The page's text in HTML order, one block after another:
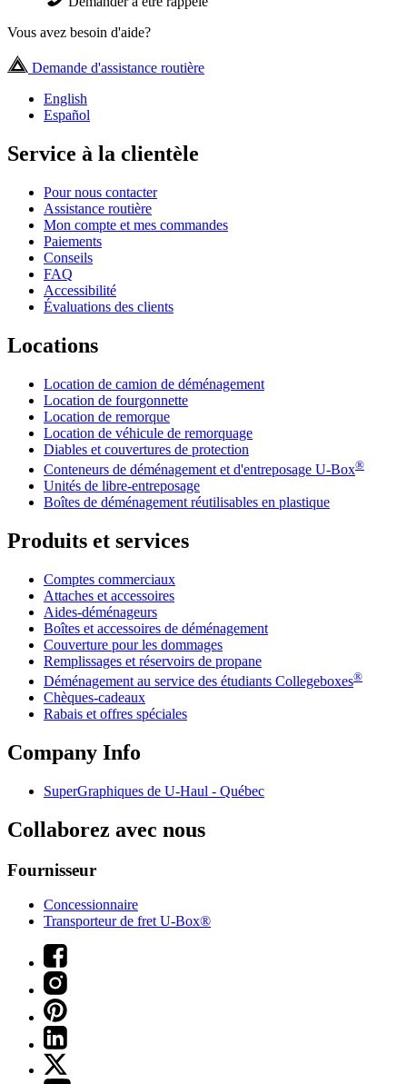
Vous avez besoin d'aide?
Demande d'assistance routière
English
Español
Service à la clientèle
Pour nous contacter
Assistance routière
Mon compte et mes commandes
Paiements
Conseils
FAQ
Accessibilité
Évaluations des clients
Locations
Location de camion de déménagement
Location de fourgonnette
Location de remorque
Location de véhicule de remorquage
Diables et couvertures de protection
Conteneurs de déménagement et d'entreposage U-Box®
Unités de libre-entreposage
Boîtes de déménagement réutilisables en plastique
Produits et services
Comptes commerciaux
Attaches et accessoires
Aides-déménageurs
Boîtes et accessoires de déménagement
Couverture pour les dommages
Remplissages et réservoirs de propane
Déménagement au service des étudiants Collegeboxes®
Chèques-cadeaux
Rabais et offres spéciales
Company Info
SuperGraphiques de U-Haul - Québec
Collaborez avec nous
Fournisseur
Concessionnaire
Transporteur de fret U-Box®